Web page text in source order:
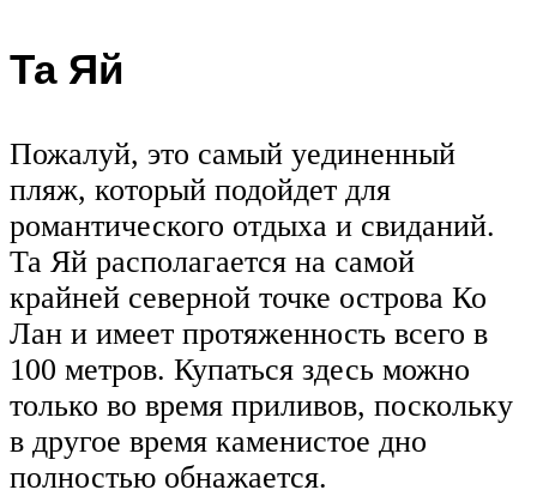
Та Яй
Пожалуй, это самый уединенный
пляж, который подойдет для
романтического отдыха и свиданий.
Та Яй располагается на самой
крайней северной точке острова Ко
Лан и имеет протяженность всего в
100 метров. Купаться здесь можно
только во время приливов, поскольку
в другое время каменистое дно
полностью обнажается.